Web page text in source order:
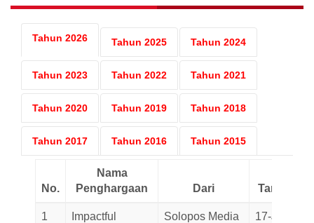
Tahun 2026 Tahun 2025 Tahun 2024
Tahun 2023 Tahun 2022 Tahun 2021
Tahun 2020 Tahun 2019 Tahun 2018
Tahun 2017 Tahun 2016 Tahun 2015
No.
Nama
Penghargaan
Dari Tanggal
1
Impactful
Solopos Media
17-July-